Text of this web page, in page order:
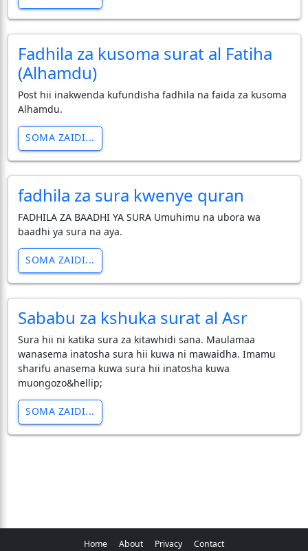
Fadhila za kusoma surat al Fatiha
(Alhamdu)
Post hii inakwenda kufundisha fadhila na faida za kusoma
Alhamdu.
SOMA ZAIDI...
fadhila za sura kwenye quran
FADHILA ZA BAADHI YA SURA Umuhimu na ubora wa
baadhi ya sura na aya.
SOMA ZAIDI...
Sababu za kshuka surat al Asr
Sura hii ni katika sura za kitawhidi sana. Maulamaa
wanasema inatosha sura hii kuwa ni mawaidha. Imamu
sharifu anasema kuwa sura hii inatosha kuwa
muongozo&hellip;
SOMA ZAIDI...
Home About Privacy Contact